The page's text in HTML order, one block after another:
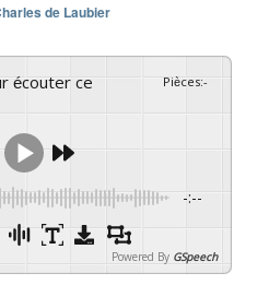
de Laubier
Pièces:-
-:--
Powered By GSpeech